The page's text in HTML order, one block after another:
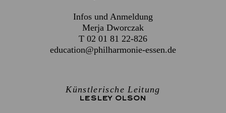
Infos und Anmeldung
Merja Dworczak
T 02 01 81 22-826
education@philharmonie-essen.de
Künstlerische Leitung
LESLEY OLSON